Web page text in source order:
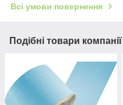
Всі умови повернення
Подібні товари компанії